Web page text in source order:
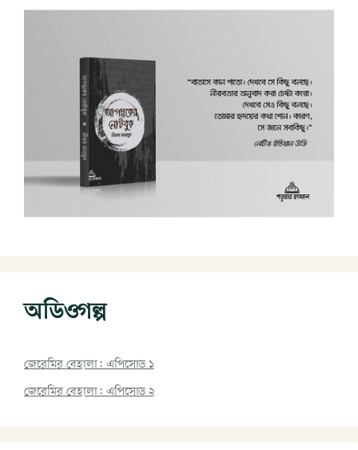
অডিওগল্প
জেরেমির বেহালা: এপিসোড ১
জেরেমির বেহালা: এপিসোড ২